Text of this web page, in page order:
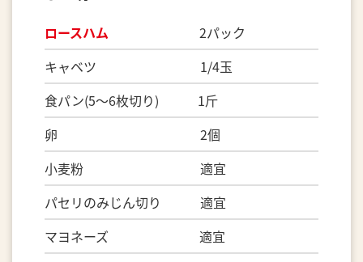
ロースハム 2パック
キャベツ 1/4玉
食パン(5～6枚切り) 1斤
卵 2個
小麦粉 適宜
パセリのみじん切り 適宜
マヨネーズ 適宜